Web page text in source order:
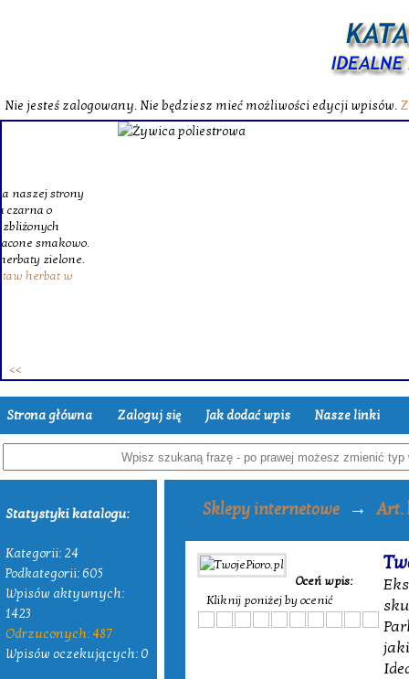
Nie jesteś zalogowany. Nie będziesz mieć możliwości edycji wpisów.
Strona główna Zaloguj się Jak dodać wpis Nasze linki
Statystyki katalogu:
Kategorii: 24
Podkategorii: 605
Wpisów aktywnych:
1423
Odrzuconych: 487
Wpisów oczekujących: 0
Sklepy internetowe → Art.
Oceń wpis:
Kliknij poniżej by ocenić